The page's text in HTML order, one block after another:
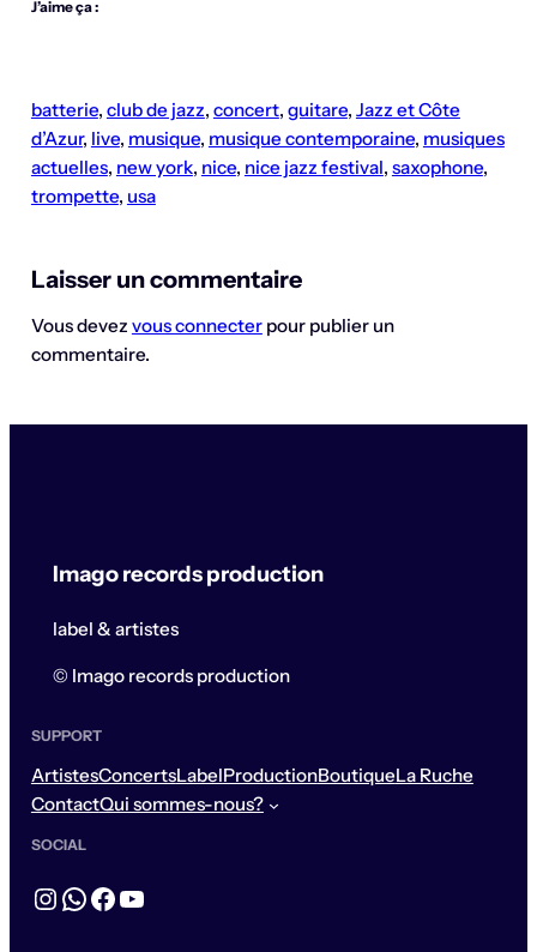
J’aime ça :
batterie, club de jazz, concert, guitare, Jazz et Côte
d’Azur, live, musique, musique contemporaine, musiques
actuelles, new york, nice, nice jazz festival, saxophone
trompette, usa
Laisser un commentaire
Vous devez vous connecterpour publier un
commentaire.
Imago records production
label & artistes
© Imago records production
SUPPORT
ArtistesConcertsLabelProductionBoutiqueLa Ruche
ContactQui sommes-nous?
SOCIAL
Instagram
WhatsApp
Facebook
YouTube